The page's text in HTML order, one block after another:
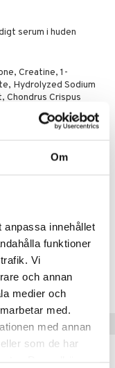
Om
anpassa innehållet
funktioner
Vi
och annan
medier och
med.
med annan
som de har
serum i huden
Creatine, 1-
Hydrolyzed Sodium
Chondrus Crispus
Betaine,